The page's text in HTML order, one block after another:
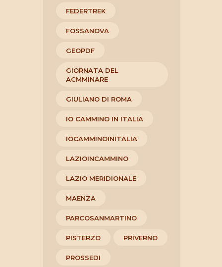
FEDERTREK
FOSSANOVA
GEOPDF
GIORNATA DEL
ACMMINARE
GIULIANO DI ROMA
IO CAMMINO IN ITALIA
IOCAMMINOINITALIA
LAZIOINCAMMINO
LAZIO MERIDIONALE
MAENZA
PARCOSANMARTINO
PISTERZO PRIVERNO
PROSSEDI